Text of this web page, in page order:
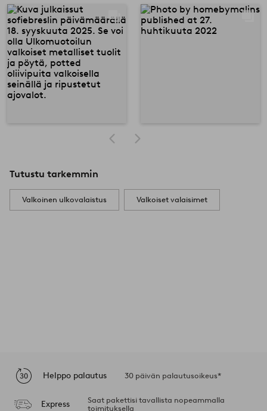
Tutustu tarkemmin
Valkoinen ulkovalaistus Valkoiset valaisimet
Helppo palautus 30 päivän palautusoikeus*
Express
Saat pakettisi tavallista nopeammalla
toimituksella